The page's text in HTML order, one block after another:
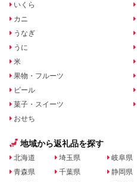
いくら
カニ
うなぎ
うに
米
果物・フルーツ
ビール
菓子・スイーツ
おせち
地域から返礼品を探す
北海道
青森県
埼玉県
千葉県
岐阜県
静岡県